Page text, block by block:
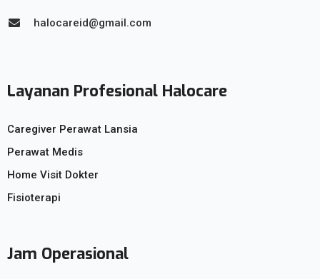
halocareid@gmail.com
Layanan Profesional Halocare
Caregiver Perawat Lansia
Perawat Medis
Home Visit Dokter
Fisioterapi
Jam Operasional